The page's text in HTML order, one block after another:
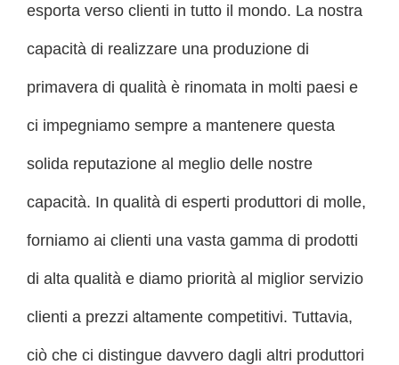
esporta verso clienti in tutto il mondo. La nostra
capacità di realizzare una produzione di
primavera di qualità è rinomata in molti paesi e
ci impegniamo sempre a mantenere questa
solida reputazione al meglio delle nostre
capacità. In qualità di esperti produttori di molle,
forniamo ai clienti una vasta gamma di prodotti
di alta qualità e diamo priorità al miglior servizio
clienti a prezzi altamente competitivi. Tuttavia,
ciò che ci distingue davvero dagli altri produttori